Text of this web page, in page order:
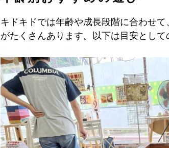
キドキドでは年齢や成長段階に合わせ
がたくさんあります。以下は目安として